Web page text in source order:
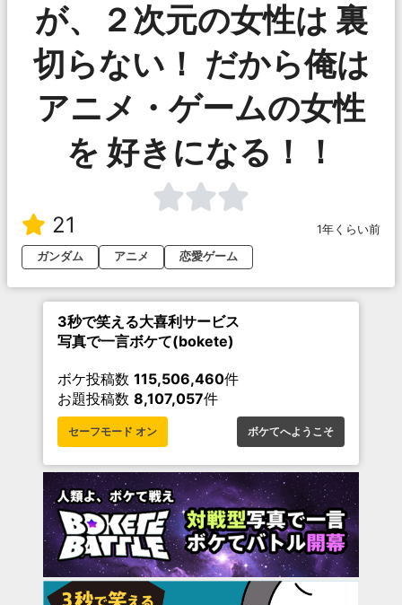
が、２次元の女性は 裏
切らない！ だから俺は
アニメ・ゲームの女性
を 好きになる！！
21
1年くらい前
ガンダム
アニメ 恋愛ゲーム
3秒で笑える大喜利サービス
写真で一言ボケて(bokete)
ボケ投稿数 115,506,460件
お題投稿数 8,107,057件
セーフモード オン ボケてへようこそ